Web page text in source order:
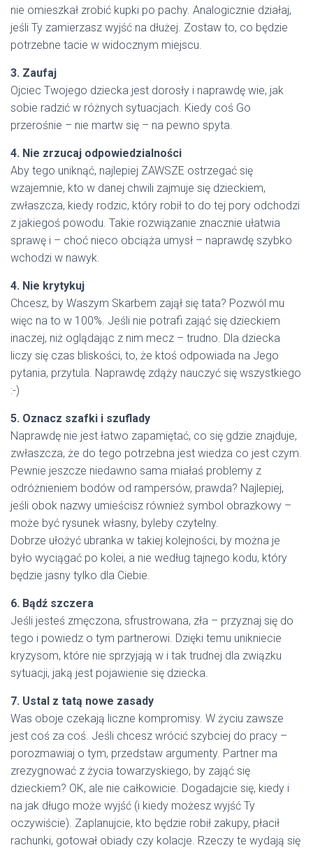
nie omieszkał zrobić kupki po pachy. Analogicznie działaj,
jeśli Ty zamierzasz wyjść na dłużej. Zostaw to, co będzie
potrzebne tacie w widocznym miejscu.
3. Zaufaj
Ojciec Twojego dziecka jest dorosły i naprawdę wie, jak
sobie radzić w różnych sytuacjach. Kiedy coś Go
przerośnie – nie martw się – na pewno spyta.
4. Nie zrzucaj odpowiedzialności
Aby tego uniknąć, najlepiej ZAWSZE ostrzegać się
wzajemnie, kto w danej chwili zajmuje się dzieckiem,
zwłaszcza, kiedy rodzic, który robił to do tej pory odchodzi
z jakiegoś powodu. Takie rozwiązanie znacznie ułatwia
sprawę i – choć nieco obciąża umysł – naprawdę szybko
wchodzi w nawyk.
4. Nie krytykuj
Chcesz, by Waszym Skarbem zajął się tata? Pozwól mu
więc na to w 100%. Jeśli nie potrafi zająć się dzieckiem
inaczej, niż oglądając z nim mecz – trudno. Dla dziecka
liczy się czas bliskości, to, że ktoś odpowiada na Jego
pytania, przytula. Naprawdę zdąży nauczyć się wszystkiego
:-)
5. Oznacz szafki i szuflady
Naprawdę nie jest łatwo zapamiętać, co się gdzie znajduje,
zwłaszcza, że do tego potrzebna jest wiedza co jest czym.
Pewnie jeszcze niedawno sama miałaś problemy z
odróżnieniem bodów od rampersów, prawda? Najlepiej,
jeśli obok nazwy umieścisz również symbol obrazkowy –
może być rysunek własny, byleby czytelny.
Dobrze ułożyć ubranka w takiej kolejności, by można je
było wyciągać po kolei, a nie według tajnego kodu, który
będzie jasny tylko dla Ciebie.
6. Bądź szczera
Jeśli jesteś zmęczona, sfrustrowana, zła – przyznaj się do
tego i powiedz o tym partnerowi. Dzięki temu unikniecie
kryzysom, które nie sprzyjają w i tak trudnej dla związku
sytuacji, jaką jest pojawienie się dziecka.
7. Ustal z tatą nowe zasady
Was oboje czekają liczne kompromisy. W życiu zawsze
jest coś za coś. Jeśli chcesz wrócić szybciej do pracy –
porozmawiaj o tym, przedstaw argumenty. Partner ma
zrezygnować z życia towarzyskiego, by zająć się
dzieckiem? OK, ale nie całkowicie. Dogadajcie się, kiedy i
na jak długo może wyjść (i kiedy możesz wyjść Ty
oczywiście). Zaplanujcie, kto będzie robił zakupy, płacił
rachunki, gotował obiady czy kolacje. Rzeczy te wydają się